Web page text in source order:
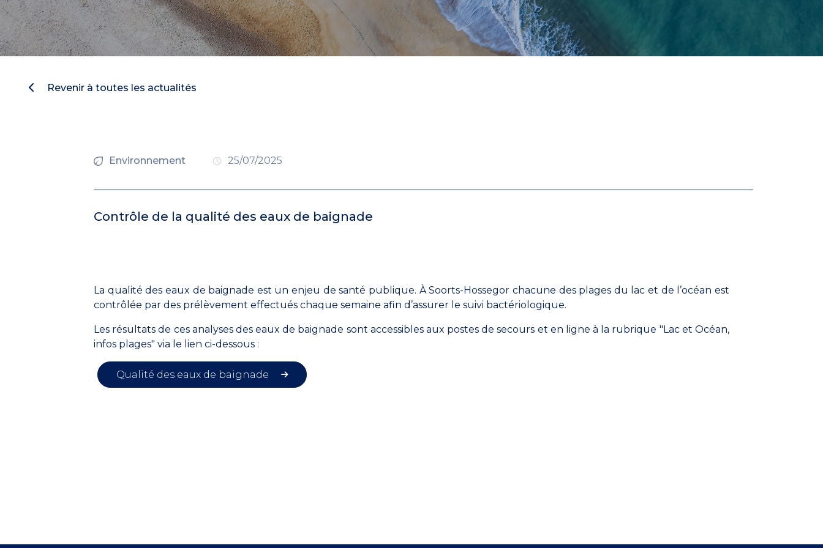
Revenir à toutes les actualités
Environnement 25/07/2025
Contrôle de la qualité des eaux de baignade
La qualité des eaux de baignade est un enjeu de santé publique. À Soorts-Hossegor chacune des plages du lac et de l’océan est
contrôlée par des prélèvement effectués chaque semaine afin d’assurer le suivi bactériologique.
Les résultats de ces analyses des eaux de baignade sont accessibles aux postes de secours et en ligne à la rubrique "Lac et Océan,
infos plages" via le lien ci-dessous :
Qualité des eaux de baignade